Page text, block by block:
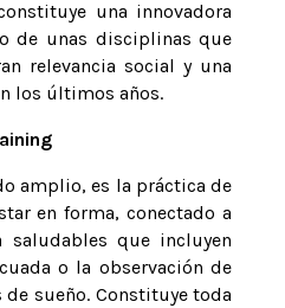
una innovadora
de unas disciplinas que
relevancia social y una
los últimos años.
amplio, es la práctica de
en forma, conectado a
que incluyen
o la observación de
sueño. Constituye toda